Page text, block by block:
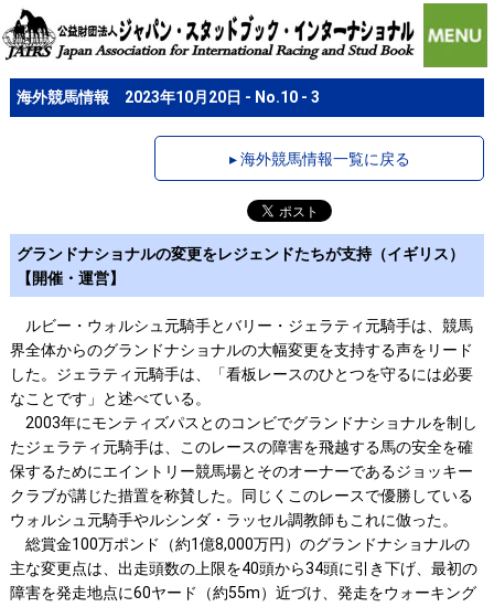
海外競馬情報 2023年10月20日 - No.10 - 3
▸ 海外競馬情報一覧に戻る
グランドナショナルの変更をレジェンドたちが支持（イギリス）
【開催・運営】
ルビー・ウォルシュ元騎手とバリー・ジェラティ元騎手は、競馬
界全体からのグランドナショナルの大幅変更を支持する声をリード
した。ジェラティ元騎手は、「看板レースのひとつを守るには必要
なことです」と述べている。
2003年にモンティズパスとのコンビでグランドナショナルを制し
たジェラティ元騎手は、このレースの障害を飛越する馬の安全を確
保するためにエイントリー競馬場とそのオーナーであるジョッキー
クラブが講じた措置を称賛した。同じくこのレースで優勝している
ウォルシュ元騎手やルシンダ・ラッセル調教師もこれに倣った。
総賞金100万ポンド（約1億8,000万円）のグランドナショナルの
主な変更点は、出走頭数の上限を40頭から34頭に引き下げ、最初の
障害を発走地点に60ヤード（約55m）近づけ、発走をウォーキング